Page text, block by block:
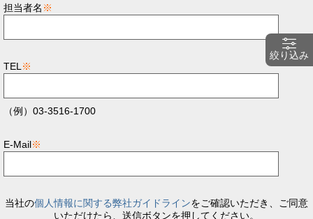
絞り込み
担当者名 ※
TEL※
（例）03-3516-1700
E-Mail※
当社の個人情報に関する弊社ガイドラインをご確認いただき、ご同意
いただけたら、送信ボタンを押してください。